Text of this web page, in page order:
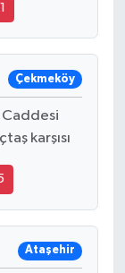
Çekmeköy
Caddesi
karşısı
Ataşehir